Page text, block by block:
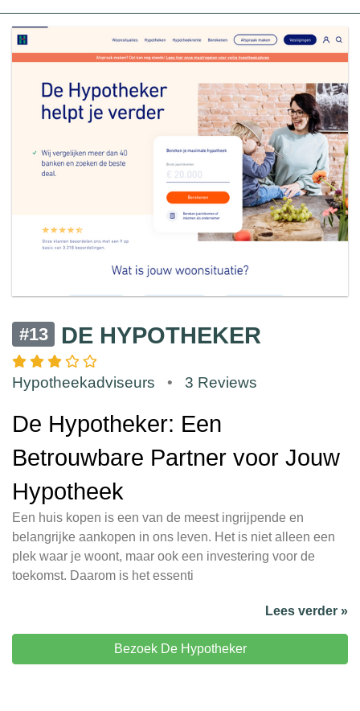
#13 DE HYPOTHEKER
Hypotheekadviseurs • 3 Reviews
De Hypotheker: Een
Betrouwbare Partner voor Jouw
Hypotheek
Een huis kopen is een van de meest ingrijpende en
belangrijke aankopen in ons leven. Het is niet alleen een
plek waar je woont, maar ook een investering voor de
toekomst. Daarom is het essenti
Lees verder »
Bezoek De Hypotheker